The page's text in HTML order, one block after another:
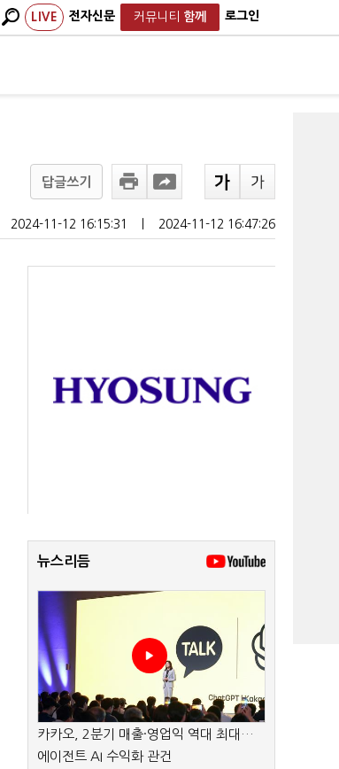
LIVE 전자신문 커뮤니티 함께 로그인
답글쓰기
2024-11-12 16:15:31 2024-11-12 16:47:26
뉴스리듬
카카오, 2분기 매출·영업익 역대 최대…
에이전트 AI 수익화 관건